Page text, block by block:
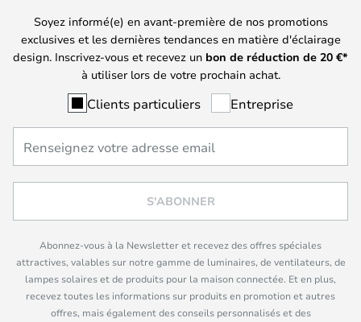
Soyez informé(e) en avant-première de nos promotions
exclusives et les dernières tendances en matière d'éclairage
design. Inscrivez-vous et recevez un bon de réduction de 20 €*
à utiliser lors de votre prochain achat.
Clients particuliers Entreprise
S'ABONNER
Abonnez-vous à la Newsletter et recevez des offres spéciales
attractives, valables sur notre gamme de luminaires, de ventilateurs, de
lampes solaires et de produits pour la maison connectée. Et en plus,
recevez toutes les informations sur produits en promotion et autres
offres, mais également des conseils personnalisés et des